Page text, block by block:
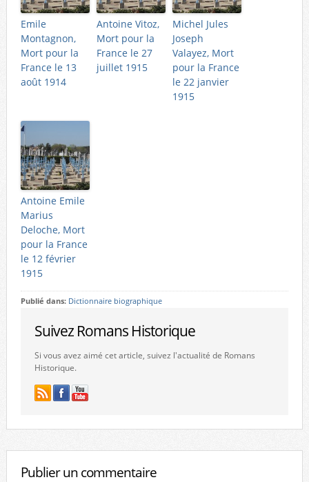
Emile
Montagnon,
Mort pour la
France le 13
août 1914
Antoine Vitoz,
Mort pour la
France le 27
juillet 1915
Michel Jules
Joseph
Valayez, Mort
pour la France
le 22 janvier
1915
Antoine Emile
Marius
Deloche, Mort
pour la France
le 12 février
1915
Publié dans: Dictionnaire biographique
Suivez Romans Historique
Si vous avez aimé cet article, suivez l'actualité de Romans
Historique.
Publier un commentaire